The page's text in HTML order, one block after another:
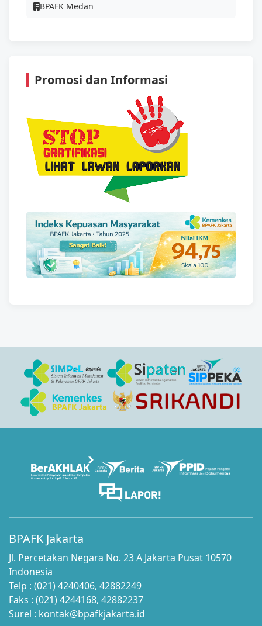
BPAFK Medan
Promosi dan Informasi
BPAFK Jakarta
Jl. Percetakan Negara No. 23 A Jakarta Pusat 10570
Indonesia
Telp : (021) 4240406, 42882249
Faks : (021) 4244168, 42882237
Surel : kontak@bpafkjakarta.id